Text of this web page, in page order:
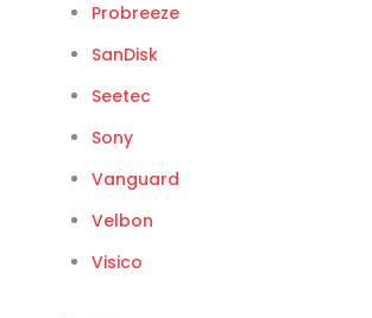
Probreeze
SanDisk
Seetec
Sony
Vanguard
Velbon
Visico